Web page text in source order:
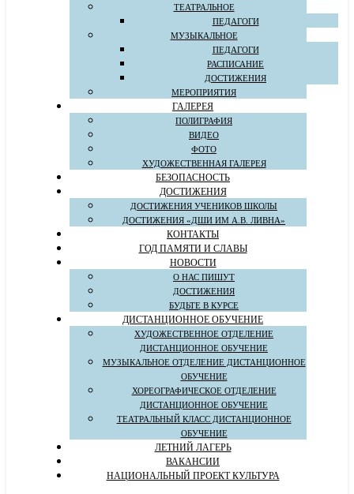
ТЕАТРАЛЬНОЕ
ПЕДАГОГИ
МУЗЫКАЛЬНОЕ
ПЕДАГОГИ
РАСПИСАНИЕ
ДОСТИЖЕНИЯ
МЕРОПРИЯТИЯ
ГАЛЕРЕЯ
ПОЛИГРАФИЯ
ВИДЕО
ФОТО
ХУДОЖЕСТВЕННАЯ ГАЛЕРЕЯ
БЕЗОПАСНОСТЬ
ДОСТИЖЕНИЯ
ДОСТИЖЕНИЯ УЧЕНИКОВ ШКОЛЫ
ДОСТИЖЕНИЯ «ДШИ ИМ А.В. ЛИВНА»
КОНТАКТЫ
ГОД ПАМЯТИ И СЛАВЫ
НОВОСТИ
О НАС ПИШУТ
ДОСТИЖЕНИЯ
БУДЬТЕ В КУРСЕ
ДИСТАНЦИОННОЕ ОБУЧЕНИЕ
ХУДОЖЕСТВЕННОЕ ОТДЕЛЕНИЕ
ДИСТАНЦИОННОЕ ОБУЧЕНИЕ
МУЗЫКАЛЬНОЕ ОТДЕЛЕНИЕ ДИСТАНЦИОННОЕ
ОБУЧЕНИЕ
ХОРЕОГРАФИЧЕСКОЕ ОТДЕЛЕНИЕ
ДИСТАНЦИОННОЕ ОБУЧЕНИЕ
ТЕАТРАЛЬНЫЙ КЛАСС ДИСТАНЦИОННОЕ
ОБУЧЕНИЕ
ЛЕТНИЙ ЛАГЕРЬ
ВАКАНСИИ
НАЦИОНАЛЬНЫЙ ПРОЕКТ КУЛЬТУРА